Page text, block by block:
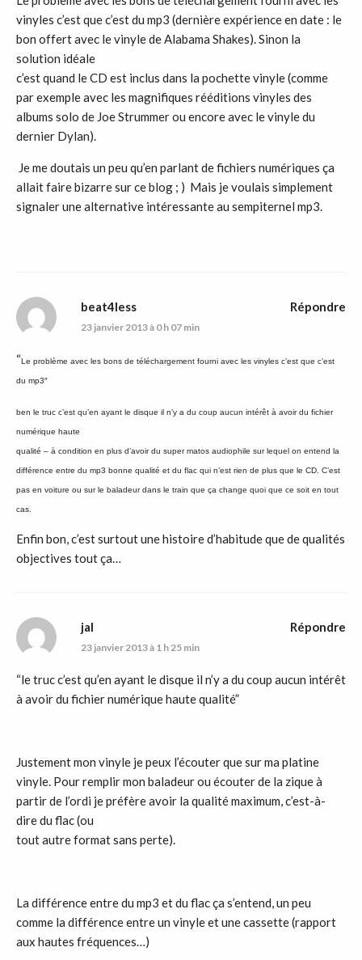
vinyles c’est que c’est du mp3 (dernière expérience en date : le
bon offert avec le vinyle de Alabama Shakes). Sinon la
solution idéale
c’est quand le CD est inclus dans la pochette vinyle (comme
par exemple avec les magnifiques rééditions vinyles des
albums solo de Joe Strummer ou encore avec le vinyle du
dernier Dylan).
Je me doutais un peu qu’en parlant de fichiers numériques ça
allait faire bizarre sur ce blog ; ) Mais je voulais simplement
signaler une alternative intéressante au sempiternel mp3.
beat4less
23 janvier 2013 à 0 h 07 min
“Le problème avec les bons de téléchargement fourni avec les vinyles c’est que c’est
du mp3″
ben le truc c’est qu’en ayant le disque il n’y a du coup aucun intérêt à avoir du fichier
numérique haute
qualité – à condition en plus d’avoir du super matos audiophile sur lequel on entend la
différence entre du mp3 bonne qualité et du flac qui n’est rien de plus que le CD. C’est
pas en voiture ou sur le baladeur dans le train que ça change quoi que ce soit en tout
cas.
Enfin bon, c’est surtout une histoire d’habitude que de qualités
objectives tout ça…
Répondre
jal
23 janvier 2013 à 1 h 25 min
“le truc c’est qu’en ayant le disque il n’y a du coup aucun intérêt
à avoir du fichier numérique haute qualité”
Justement mon vinyle je peux l’écouter que sur ma platine
vinyle. Pour remplir mon baladeur ou écouter de la zique à
partir de l’ordi je préfère avoir la qualité maximum, c’est-à-
dire du flac (ou
tout autre format sans perte).
La différence entre du mp3 et du flac ça s’entend, un peu
comme la différence entre un vinyle et une cassette (rapport
aux hautes fréquences…)
Répondre